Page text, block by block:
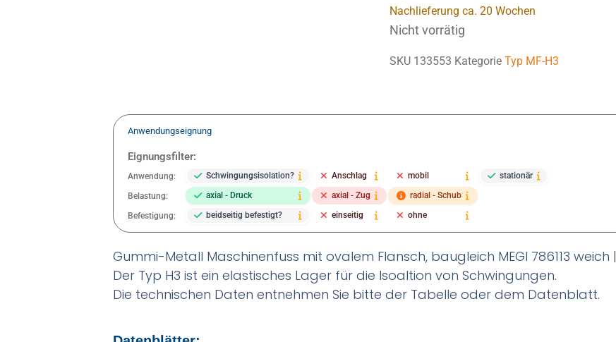
Nachlieferung ca. 20 Wochen
Nicht vorrätig
SKU 133553 Kategorie Typ MF-H3
Anwendungseignung
Eignungsfilter:
Anwendung: Schwingungsisolation? Anschlag mobil stationär
Belastung: axial - Druck axial - Zug radial - Schub
Befestigung: beidseitig befestigt? einseitig ohne
Gummi-Metall Maschinenfuss mit ovalem Flansch, baugleich MEGI 786113 weich |
Der Typ H3 ist ein elastisches Lager für die Isoaltion von Schwingungen.
Die technischen Daten entnehmen Sie bitte der Tabelle oder dem Datenblatt.